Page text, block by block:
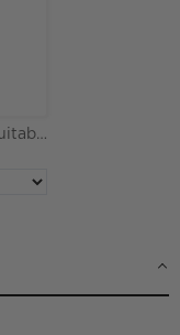
Thé vert Biologique Équitable